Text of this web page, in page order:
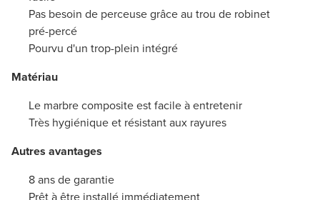
Pas besoin de perceuse grâce au trou de robinet
pré-percé
Pourvu d'un trop-plein intégré
Matériau
Le marbre composite est facile à entretenir
Très hygiénique et résistant aux rayures
Autres avantages
8 ans de garantie